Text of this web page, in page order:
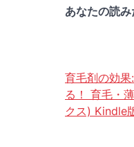
あなたの読み
育毛剤の効
る！ 育毛・
クス) Kindle